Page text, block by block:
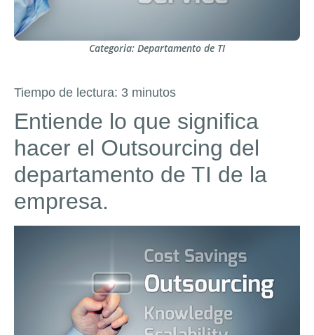
Categoria: Departamento de TI
Tiempo de lectura: 3 minutos
Entiende lo que significa
hacer el Outsourcing del
departamento de TI de la
empresa.